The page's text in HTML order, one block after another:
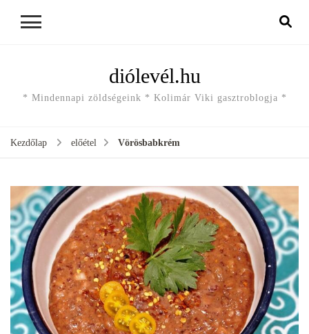
diólevél.hu
* Mindennapi zöldségeink * Kolimár Viki gasztroblogja *
Kezdőlap előétel Vörösbabkrém